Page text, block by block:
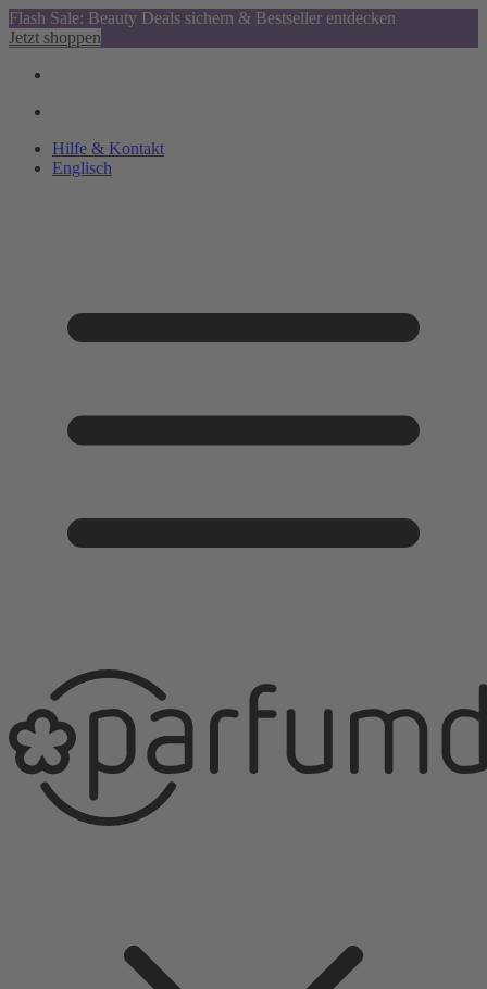
Flash Sale: Beauty Deals sichern & Bestseller entdecken
Jetzt shoppen
Hilfe & Kontakt
Englisch